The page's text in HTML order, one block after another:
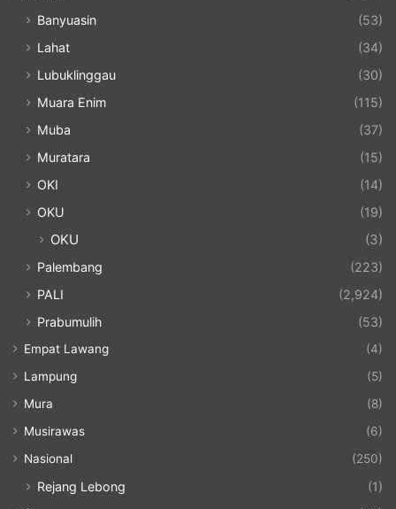
Banyuasin
(53)
Lahat
(34)
Lubuklinggau
(30)
Muara Enim
(115)
Muba
(37)
Muratara
(15)
OKI
(14)
OKU
(19)
OKU (3)
Palembang
(223)
PALI
(2,924)
Prabumulih
(53)
Empat Lawang
(4)
Lampung
(5)
Mura
(8)
Musirawas
(6)
Nasional
(250)
Rejang Lebong (1)